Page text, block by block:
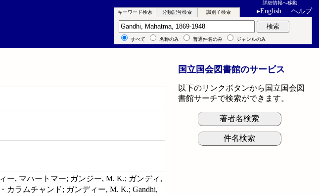
詳細情報へ移動
▸English ヘルプ
キーワード検索 分類記号検索 識別子検索
キーワード検索 検索
すべて 名称のみ 普通件名のみ ジャンルのみ
ー, マハートマー; ガンジー, M. K.; ガンディ,
カラムチャンド; ガンディー, M. K.; Gandhi,
国立国会図書館のサービス
以下のリンクボタンから国立国会図
書館サーチで検索ができます。
著者名検索
件名検索